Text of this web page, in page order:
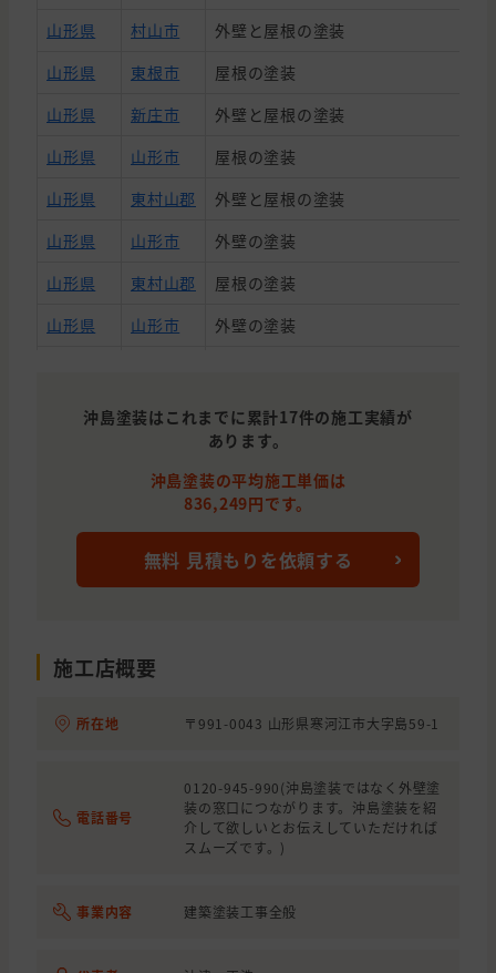
山形県
村山市
外壁と屋根の塗装
山形県
東根市
屋根の塗装
山形県
新庄市
外壁と屋根の塗装
山形県
山形市
屋根の塗装
山形県
東村山郡
外壁と屋根の塗装
山形県
山形市
外壁の塗装
山形県
東村山郡
屋根の塗装
山形県
山形市
外壁の塗装
山形県
山形市
外壁と屋根の塗装
外壁の塗装
東村山郡
屋根の塗装
山形県
山形市
屋根の塗装
山形県
沖島塗装はこれまでに累計17件の施工実績が
あります。
沖島塗装の平均施工単価は
836,249円です。
無料 見積もりを依頼する
施工店概要
所在地 〒991-0043 山形県寒河江市大字島59-1
電話番号
0120-945-990(沖島塗装ではなく外壁塗
装の窓口につながります。沖島塗装を紹
介して欲しいとお伝えしていただければ
スムーズです。)
事業内容 建築塗装工事全般